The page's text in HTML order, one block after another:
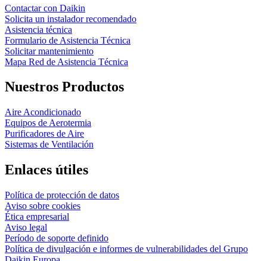
Contactar con Daikin
Solicita un instalador recomendado
Asistencia técnica
Formulario de Asistencia Técnica
Solicitar mantenimiento
Mapa Red de Asistencia Técnica
Nuestros Productos
Aire Acondicionado
Equipos de Aerotermia
Purificadores de Aire
Sistemas de Ventilación
Enlaces útiles
Política de protección de datos
Aviso sobre cookies
Ética empresarial
Aviso legal
Período de soporte definido
Política de divulgación e informes de vulnerabilidades del Grupo